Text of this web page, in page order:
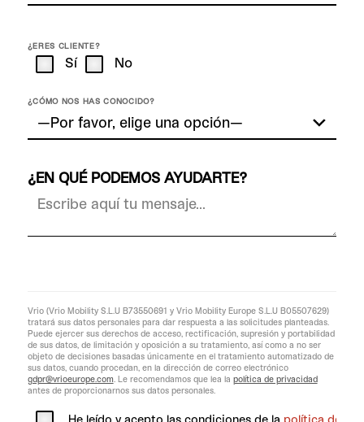
¿ERES CLIENTE?
Sí No
¿CÓMO NOS HAS CONOCIDO?
¿EN QUÉ PODEMOS AYUDARTE?
Vrio (Vrio Mobility S.L.U B73550691 y Vrio Mobility Europe S.L.U B05507629)
tratará sus datos personales para dar respuesta a las solicitudes planteadas.
Puede ejercer sus derechos de acceso, rectificación, supresión y portabilidad
de sus datos, de limitación y oposición a su tratamiento, así como a no ser
objeto de decisiones basadas únicamente en el tratamiento automatizado de
sus datos, cuando procedan, en la dirección de correo electrónico
gdpr@vrioeurope.com . Le recomendamos que lea la política de privacidad
antes de proporcionarnos sus datos personales.
He leído y acepto las condiciones de la política de